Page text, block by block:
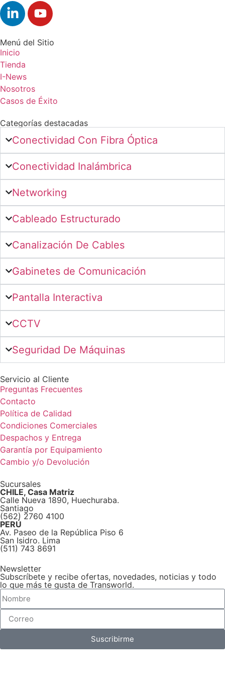
Menú del Sitio
Inicio
Tienda
I-News
Nosotros
Casos de Éxito
Categorías destacadas
Conectividad Con Fibra Óptica
Conectividad Inalámbrica
Networking
Cableado Estructurado
Canalización De Cables
Gabinetes de Comunicación
Pantalla Interactiva
CCTV
Seguridad De Máquinas
Servicio al Cliente
Preguntas Frecuentes
Contacto
Política de Calidad
Condiciones Comerciales
Despachos y Entrega
Garantía por Equipamiento
Cambio y/o Devolución
Sucursales
CHILE, Casa Matriz
Calle Nueva 1890, Huechuraba.
Santiago
(562) 2760 4100
PERÚ
Av. Paseo de la República Piso 6
San Isidro. Lima
(511) 743 8691
Newsletter
Subscríbete y recibe ofertas, novedades, noticias y todo
lo que más te gusta de Transworld.
Suscribirme